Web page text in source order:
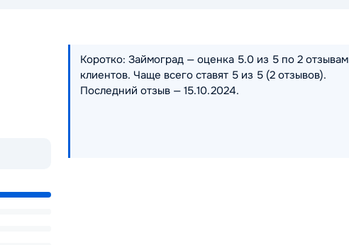
Коротко: Займоград — оценка 5.0 из 5 по 2 отзывам
клиентов. Чаще всего ставят 5 из 5 (2 отзывов).
Последний отзыв — 15.10.2024.